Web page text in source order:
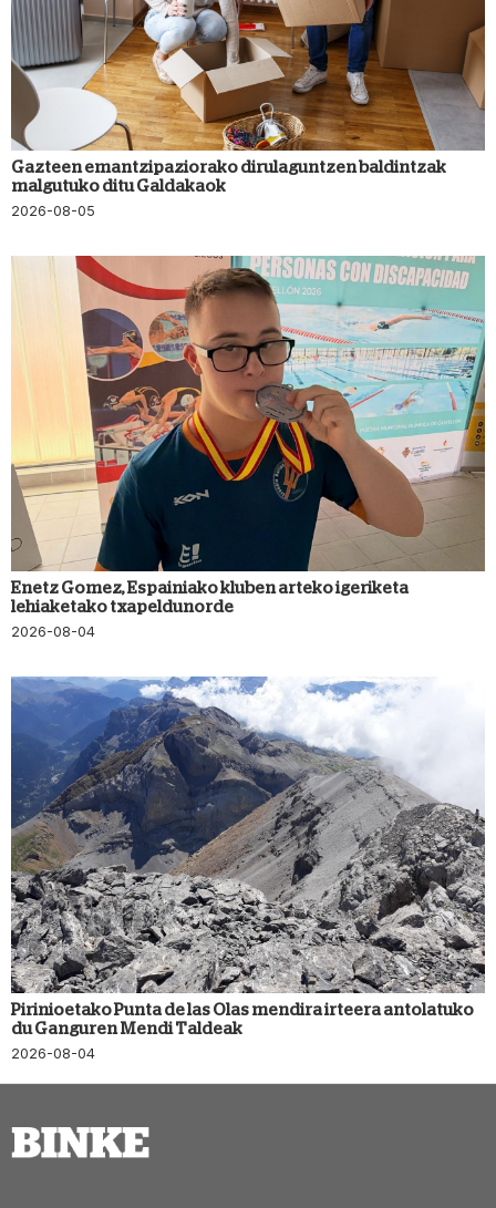
Gazteen emantzipaziorako dirulaguntzen baldintzak
malgutuko ditu Galdakaok
2026-08-05
Enetz Gomez, Espainiako kluben arteko igeriketa
lehiaketako txapeldunorde
2026-08-04
Pirinioetako Punta de las Olas mendira irteera antolatuko
du Ganguren Mendi Taldeak
2026-08-04